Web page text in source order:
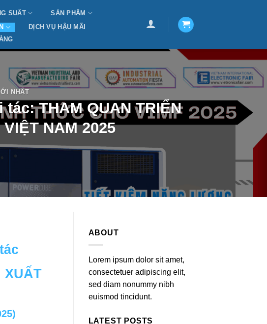
SUẤT
SẢN PHẨM
DỊCH VỤ HẬU MÃI
NHẤT
THAM QUAN TRIỂN
NAM 2025
XUẤT
)
ABOUT
Lorem ipsum dolor sit amet,
consectetuer adipiscing elit,
sed diam nonummy nibh
euismod tincidunt.
LATEST POSTS